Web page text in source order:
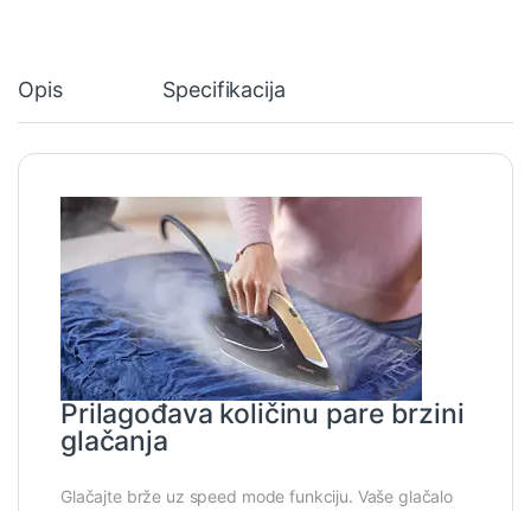
Opis Specifikacija
Prilagođava količinu pare brzini
glačanja
Glačajte brže uz speed mode funkciju. Vaše glačalo